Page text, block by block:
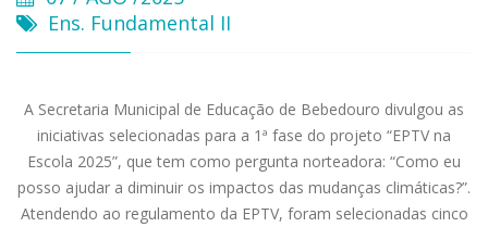
Ens. Fundamental II
A Secretaria Municipal de Educação de Bebedouro divulgou as
iniciativas selecionadas para a 1ª fase do projeto “EPTV na
Escola 2025”, que tem como pergunta norteadora: “Como eu
posso ajudar a diminuir os impactos das mudanças climáticas?”.
Atendendo ao regulamento da EPTV, foram selecionadas cinco